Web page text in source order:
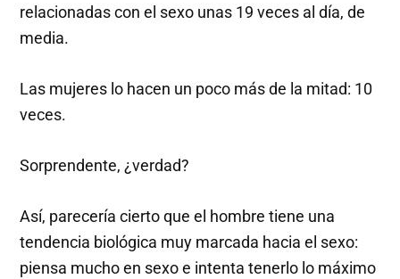
relacionadas con el sexo unas 19 veces al día, de
media.
Las mujeres lo hacen un poco más de la mitad: 10
veces.
Sorprendente, ¿verdad?
Así, parecería cierto que el hombre tiene una
tendencia biológica muy marcada hacia el sexo:
piensa mucho en sexo e intenta tenerlo lo máximo